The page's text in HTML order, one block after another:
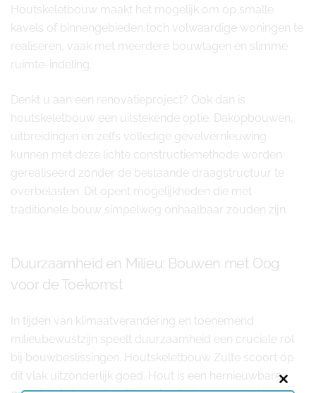
Houtskeletbouw maakt het mogelijk om op smalle
kavels of binnengebieden toch volwaardige woningen te
realiseren, vaak met meerdere bouwlagen en slimme
ruimte-indeling.
Denkt u aan een renovatieproject? Ook dan is
houtskeletbouw een uitstekende optie. Dakopbouwen,
uitbreidingen en zelfs volledige gevelvernieuwing
kunnen met deze lichte constructiemethode worden
gerealiseerd zonder de bestaande draagstructuur te
overbelasten. Dit opent mogelijkheden die met
traditionele bouw simpelweg onhaalbaar zouden zijn.
Duurzaamheid en Milieu: Bouwen met Oog
voor de Toekomst
In tijden van klimaatverandering en toenemend
milieubewustzijn speelt duurzaamheid een cruciale rol
bij bouwbeslissingen. Houtskeletbouw Zulte scoort op
dit vlak uitzonderlijk goed. Hout is een hernieuwbare